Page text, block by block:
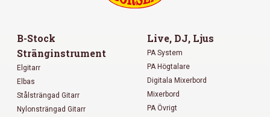
B-Stock
Stränginstrument
Elgitarr
Elbas
Stålsträngad Gitarr
Nylonsträngad Gitarr
Live, DJ, Ljus
PA System
PA Högtalare
Digitala Mixerbord
Mixerbord
PA Övrigt